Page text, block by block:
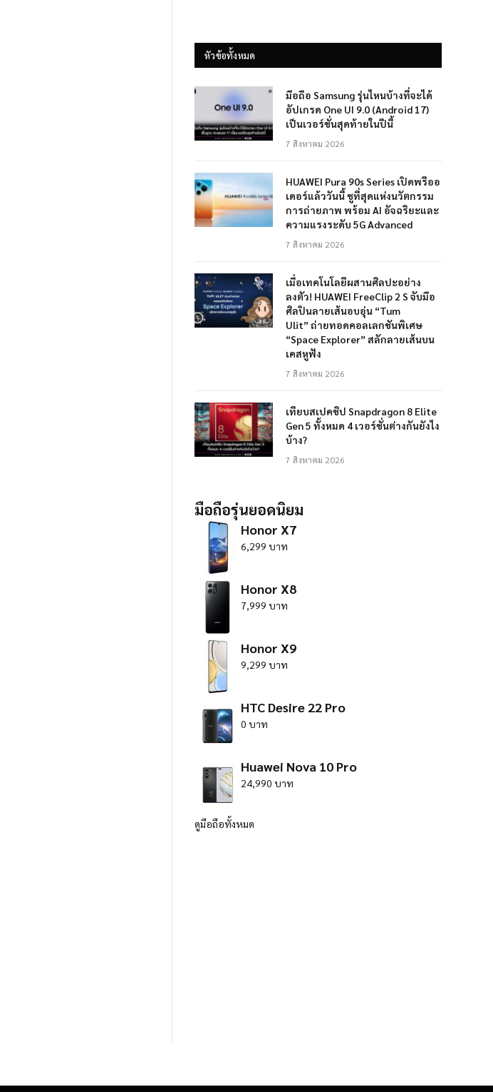
หัวข้อทั้งหมด
มือถือ Samsung รุ่นไหนบ้างที่จะได้
อัปเกรด One UI 9.0 (Android 17)
เป็นเวอร์ชั่นสุดท้ายในปีนี้
7 สิงหาคม 2026
HUAWEI Pura 90s Series เปิดพรีออ
เดอร์แล้ววันนี้ ชูที่สุดแห่งนวัตกรรม
การถ่ายภาพ พร้อม AI อัจฉริยะและ
ความแรงระดับ 5G Advanced
7 สิงหาคม 2026
เมื่อเทคโนโลยีผสานศิลปะอย่าง
ลงตัว! HUAWEI FreeClip 2 S จับมือ
ศิลปินลายเส้นอบอุ่น “Tum
Ulit” ถ่ายทอดคอลเลกชันพิเศษ
“Space Explorer” สลักลายเส้นบน
เคสหูฟัง
7 สิงหาคม 2026
เทียบสเปคชิป Snapdragon 8 Elite
Gen 5 ทั้งหมด 4 เวอร์ชั่นต่างกันยังไง
บ้าง?
7 สิงหาคม 2026
มือถือรุ่นยอดนิยม
Honor X7
6,299 บาท
Honor X8
7,999 บาท
Honor X9
9,299 บาท
HTC Desire 22 Pro
0 บาท
Huawei Nova 10 Pro
24,990 บาท
ดูมือถือทั้งหมด